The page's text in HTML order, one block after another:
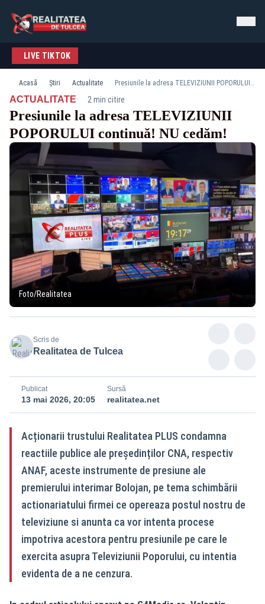
LIVE TIKTOK
Acasă Știri Actualitate Presiunile la adresa TELEVIZIUNII POPORULUI continuă! NU cedăm!
ACTUALITATE· 2 min citire
Presiunile la adresa TELEVIZIUNII
POPORULUI continuă! NU cedăm!
Foto/Realitatea
Scris de
Realitatea de Tulcea
Publicat
13 mai 2026, 20:05
Sursă
realitatea.net
Acționarii trustului Realitatea PLUS condamna
reactiile publice ale președinților CNA, respectiv
ANAF, aceste instrumente de presiune ale
premierului interimar Bolojan, pe tema schimbării
actionariatului firmei ce opereaza postul nostru de
televiziune si anunta ca vor intenta procese
impotriva acestora pentru presiunile pe care le
exercita asupra Televiziunii Poporului, cu intentia
evidenta de a ne cenzura.